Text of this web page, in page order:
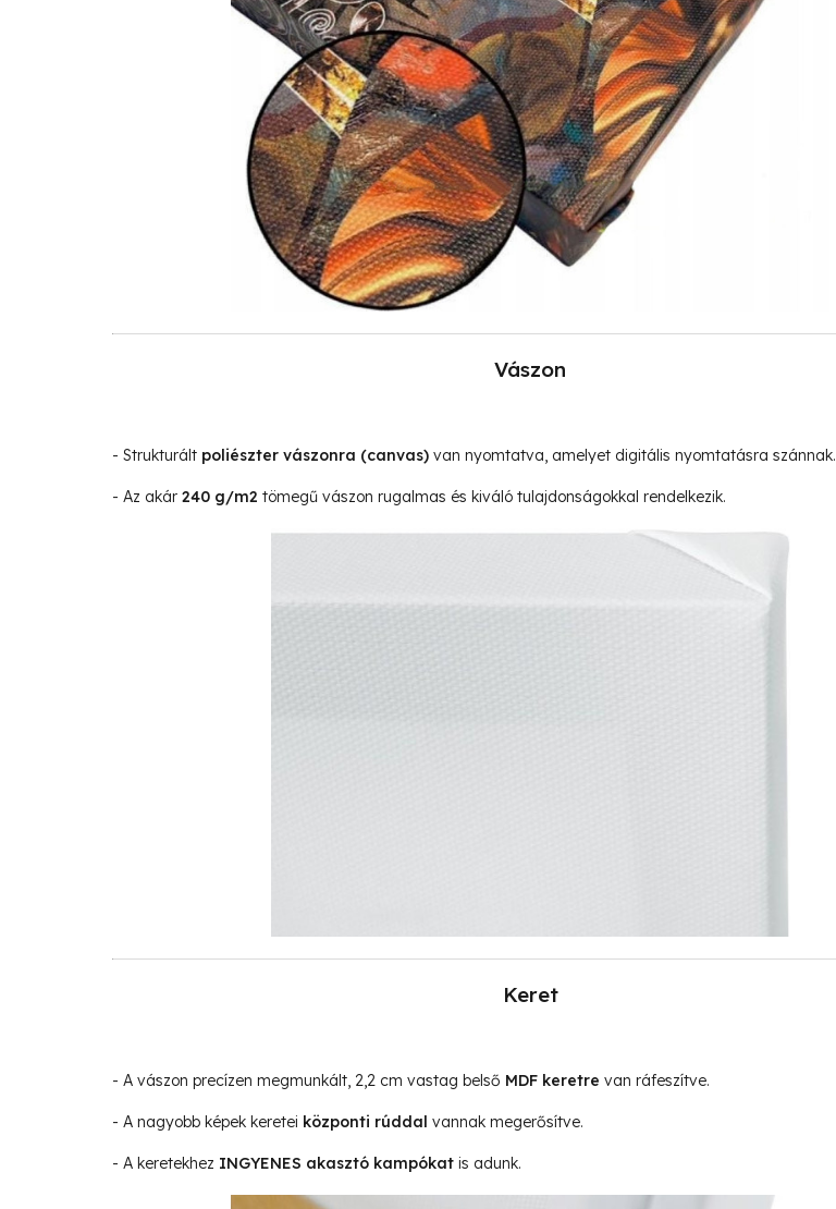
Vászon
- Strukturált poliészter vászonra (canvas) van nyomtatva, amelyet digitális nyomtatásra szánnak.
- Az akár 240 g/m2 tömegű vászon rugalmas és kiváló tulajdonságokkal rendelkezik.
Keret
- A vászon precízen megmunkált, 2,2 cm vastag belső MDF keretre van ráfeszítve.
- A nagyobb képek keretei központi rúddal vannak megerősítve.
- A keretekhez INGYENES akasztó kampókat is adunk.